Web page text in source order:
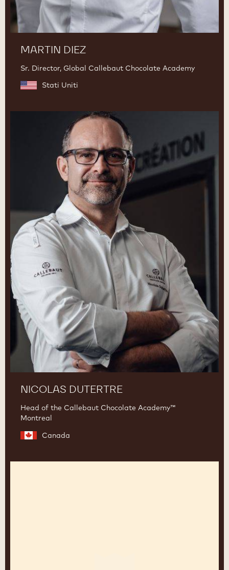
MARTIN DIEZ
Sr. Director, Global Callebaut Chocolate Academy
Stati Uniti
NICOLAS DUTERTRE
Head of the Callebaut Chocolate Academy™
Montreal
Canada